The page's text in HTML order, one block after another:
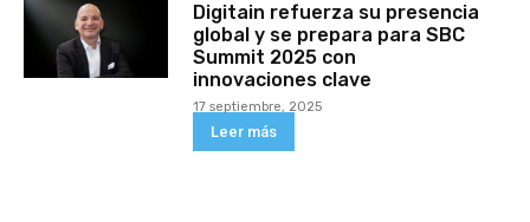
Digitain refuerza su presencia
global y se prepara para SBC
Summit 2025 con
innovaciones clave
17 septiembre, 2025
Leer más